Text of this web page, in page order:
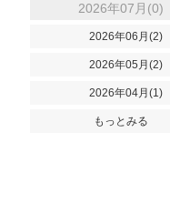
2026年07月(0)
2026年06月(2)
2026年05月(2)
2026年04月(1)
もっとみる